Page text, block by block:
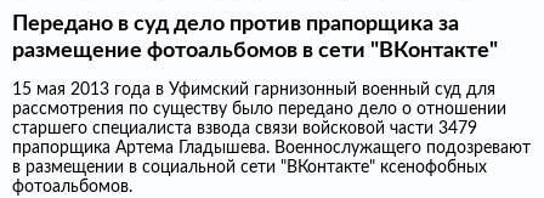
Передано в суд дело против прапорщика за
размещение фотоальбомов в сети "ВКонтакте"
15 мая 2013 года в Уфимский гарнизонный военный суд для
рассмотрения по существу было передано дело о отношении
старшего специалиста взвода связи войсковой части 3479
прапорщика Артема Гладышева. Военнослужащего подозревают
в размещении в социальной сети "ВКонтакте" ксенофобных
фотоальбомов.